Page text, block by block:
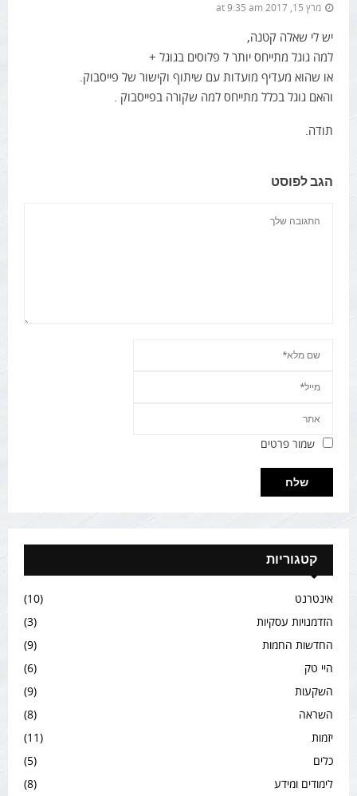
מרץ 15, 2017 at 9:35 am
יש לי שאלה קטנה,
למה גוגל מתייחס יותר ל פלוסים בגוגל +
או שהוא מעדיף מועדות עם שיתוף וקישור של פייסבוק.
והאם גוגל בכלל מתייחס למה שקורה בפייסבוק .
תודה.
הגב לפוסט
שמור פרטים
קטגוריות
אינטרנט
(10)
הזדמנויות עסקיות
(3)
החדשות החמות
(9)
היי טק
(6)
השקעות
(9)
השראה
(8)
יזמות
(11)
כלים
(5)
לימודים ומידע
(8)